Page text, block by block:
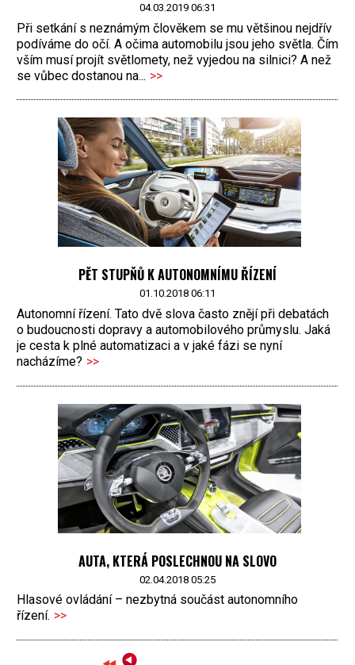
04.03.2019 06:31
Při setkání s neznámým člověkem se mu většinou nejdřív
podíváme do očí. A očima automobilu jsou jeho světla. Čím
vším musí projít světlomety, než vyjedou na silnici? A než
se vůbec dostanou na... >>
PĚT STUPŇŮ K AUTONOMNÍMU ŘÍZENÍ
01.10.2018 06:11
Autonomní řízení. Tato dvě slova často znějí při debatách
o budoucnosti dopravy a automobilového průmyslu. Jaká
je cesta k plné automatizaci a v jaké fázi se nyní
nacházíme? >>
AUTA, KTERÁ POSLECHNOU NA SLOVO
02.04.2018 05:25
Hlasové ovládání – nezbytná součást autonomního
řízení. >>